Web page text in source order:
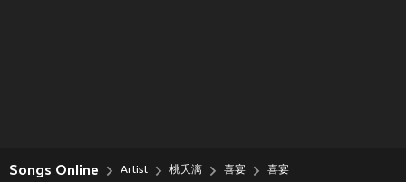
Songs Online Artist 桃夭漓 喜宴 喜宴